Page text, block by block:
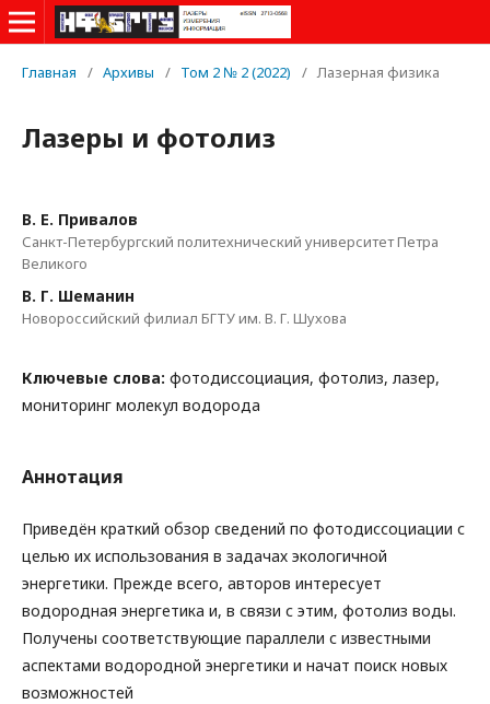
Главная / Архивы / Том 2 № 2 (2022) / Лазерная физика
Лазеры и фотолиз
В. Е. Привалов
Санкт-Петербургский политехнический университет Петра
Великого
В. Г. Шеманин
Новороссийский филиал БГТУ им. В. Г. Шухова
Ключевые слова: фотодиссоциация, фотолиз, лазер,
мониторинг молекул водорода
Аннотация
Приведён краткий обзор сведений по фотодиссоциации с
целью их использования в задачах экологичной
энергетики. Прежде всего, авторов интересует
водородная энергетика и, в связи с этим, фотолиз воды.
Получены соответствующие параллели с известными
аспектами водородной энергетики и начат поиск новых
возможностей